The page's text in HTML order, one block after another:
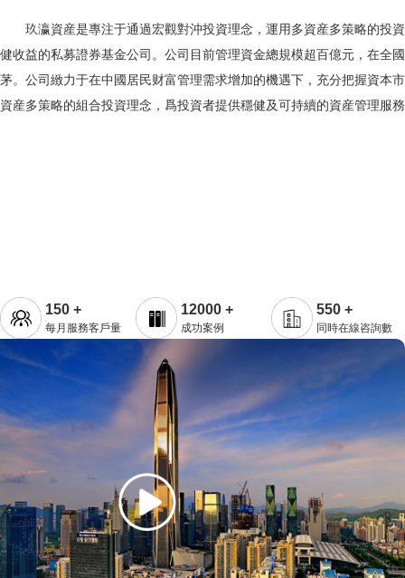
玖瀛資産是專注于通過宏觀對沖投資理念，運用多資産多策略的投
健收益的私募證券基金公司。公司目前管理資金總規模超百億元，在全
茅。公司緻力于在中國居民财富管理需求增加的機遇下，充分把握資本
資産多策略的組合投資理念，爲投資者提供穩健及可持續的資産管理服
150 +
每月服務客戶量
12000 +
成功案例
550 +
同時在線咨詢數